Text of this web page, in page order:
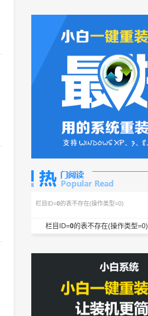
栏目ID=0 的表不存在(操作类型=0)
栏目ID=0的表不存在(操作类型=0)